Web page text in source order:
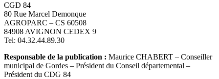
CGD 84
80 Rue Marcel Demonque
AGROPARC – CS 60508
84908 AVIGNON CEDEX 9
Tel: 04.32.44.89.30
Responsable de la publication : Maurice CHABERT – Conseiller
municipal de Gordes – Président du Conseil départemental –
Président du CDG 84